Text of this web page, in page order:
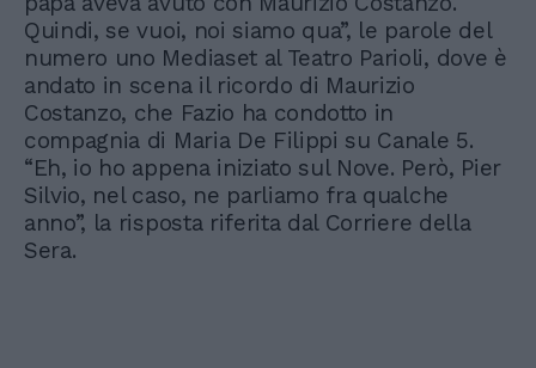
Quindi, se vuoi, noi siamo qua”, le parole del
numero uno Mediaset al Teatro Parioli, dove è
andato in scena il ricordo di Maurizio
Costanzo, che Fazio ha condotto in
compagnia di Maria De Filippi su Canale 5.
“Eh, io ho appena iniziato sul Nove. Però, Pier
Silvio, nel caso, ne parliamo fra qualche
anno”, la risposta riferita dal Corriere della
Sera.